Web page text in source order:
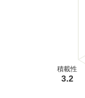
積載性
3.2